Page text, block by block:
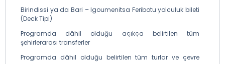
Birindissi ya da Bari – Igoumenitsa Feribotu yolculuk bileti
(Deck Tipi)
Programda dâhil olduğu açıkça belirtilen tüm
şehirlerarası transferler
Programda dâhil olduğu belirtilen tüm turlar ve çevre